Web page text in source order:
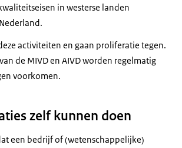
in westerse landen
activiteiten en gaan proliferatie tegen.
de MIVD en AIVD worden regelmatig
voorkomen.
zelf kunnen doen
een bedrijf of (wetenschappelijke)